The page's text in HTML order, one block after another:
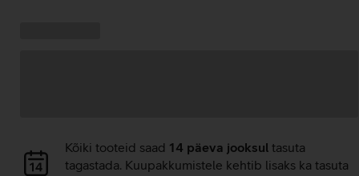
Andmete
laadimine
Kõiki tooteid saad 14 päeva jooksul tasuta
tagastada. Kuupakkumistele kehtib lisaks ka tasuta